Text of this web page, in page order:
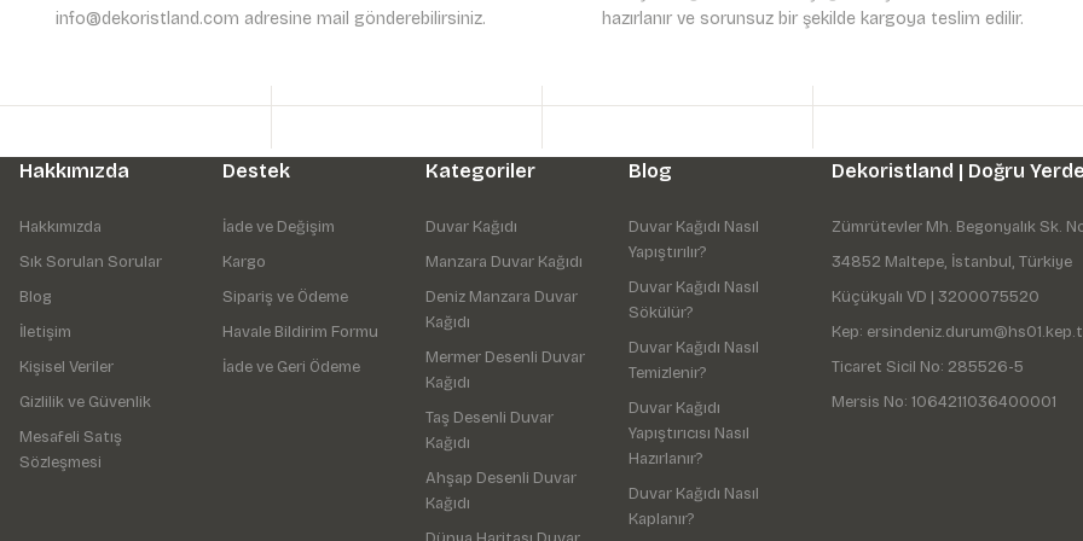
Gönder
info@dekoristland.com adresine mail gönderebilirsiniz.
hazırlanır ve sorunsuz bir şekilde kargoya teslim edilir.
Hakkımızda
Hakkımızda
Sık Sorulan Sorular
Blog
İletişim
Kişisel Veriler
Gizlilik ve Güvenlik
Mesafeli Satış
Sözleşmesi
Destek
İade ve Değişim
Kargo
Sipariş ve Ödeme
Havale Bildirim Formu
İade ve Geri Ödeme
Kategoriler
Duvar Kağıdı
Manzara Duvar Kağıdı
Deniz Manzara Duvar
Kağıdı
Mermer Desenli Duvar
Kağıdı
Taş Desenli Duvar
Kağıdı
Ahşap Desenli Duvar
Kağıdı
Blog
Duvar Kağıdı Nasıl
Yapıştırılır?
Duvar Kağıdı Nasıl
Sökülür?
Duvar Kağıdı Nasıl
Temizlenir?
Duvar Kağıdı
Yapıştırıcısı Nasıl
Hazırlanır?
Duvar Kağıdı Nasıl
Kaplanır?
Dekoristland | Doğru
Zümrütevler Mh. Begonyalık Sk.
34852 Maltepe, İstanbul, Türkiye
Küçükyalı VD | 3200075520
Kep:
Ticaret Sicil No: 285526-5
Mersis No: 1064211036400001